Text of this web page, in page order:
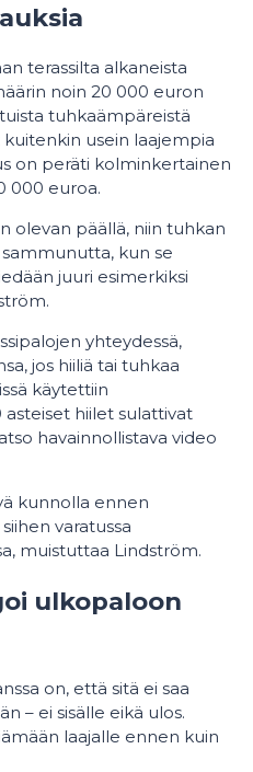
terassilta alkaneista
noin 20 000 euron
tuhkaämpäreistä
usein laajempia
on peräti kolminkertainen
000 euroa.
olevan päällä, niin tuhkan
kun se
juuri esimerkiksi
yhteydessä,
jos hiiliä tai tuhkaa
käytettiin
hiilet sulattivat
havainnollistava video
kunnolla ennen
varatussa
muistuttaa Lindström.
ulkopaloon
on, että sitä ei saa
– ei sisälle eikä ulos.
laajalle ennen kuin